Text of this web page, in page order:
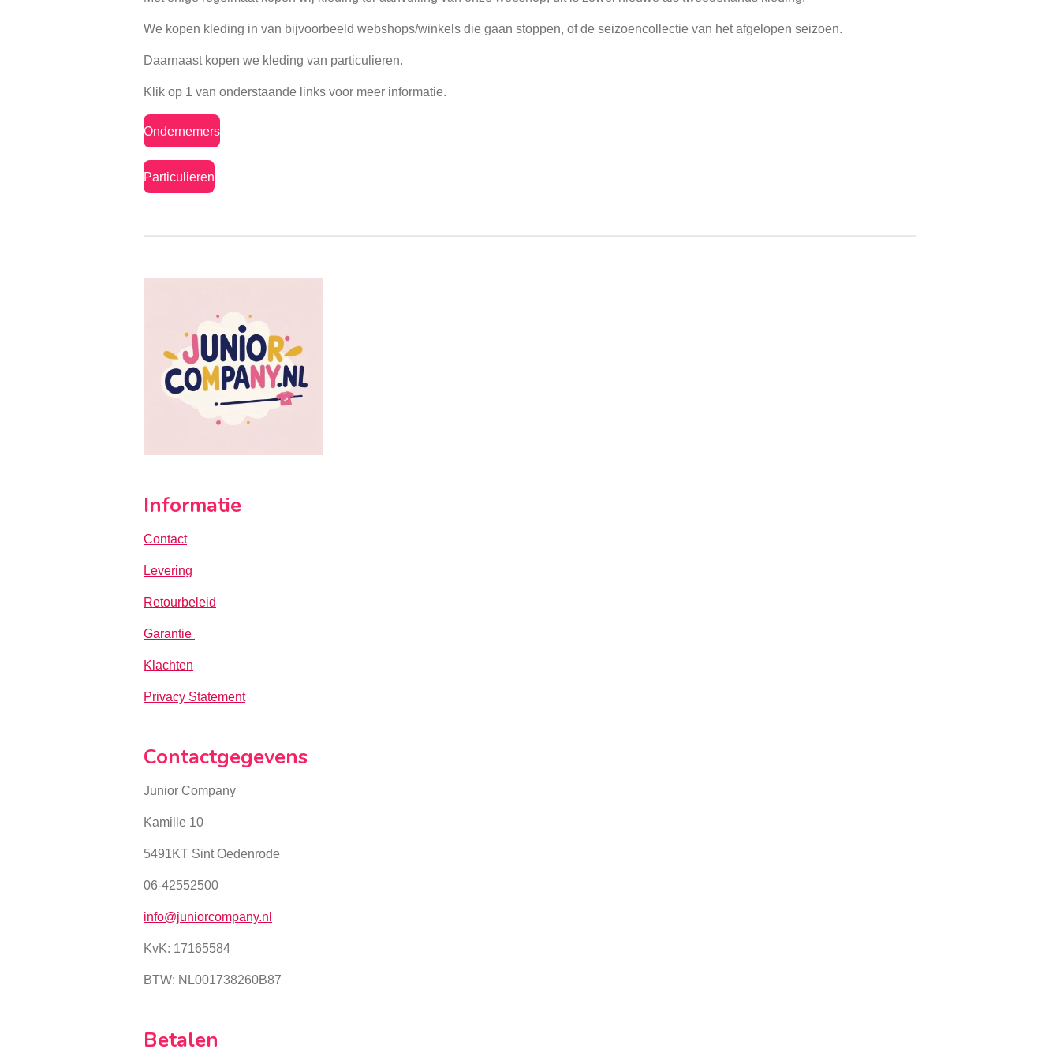
We kopen kleding in van bijvoorbeeld webshops/winkels die gaan stoppen, of de seizoencollectie van het afgelopen seizoen.
Daarnaast kopen we kleding van particulieren.
Klik op 1 van onderstaande links voor meer informatie.
Ondernemers
Particulieren
Informatie
Contact
Levering
Retourbeleid
Garantie
Klachten
Privacy Statement
Contactgegevens
Junior Company
Kamille 10
5491KT Sint Oedenrode
06-42552500
info@juniorcompany.nl
KvK: 17165584
BTW: NL001738260B87
Betalen